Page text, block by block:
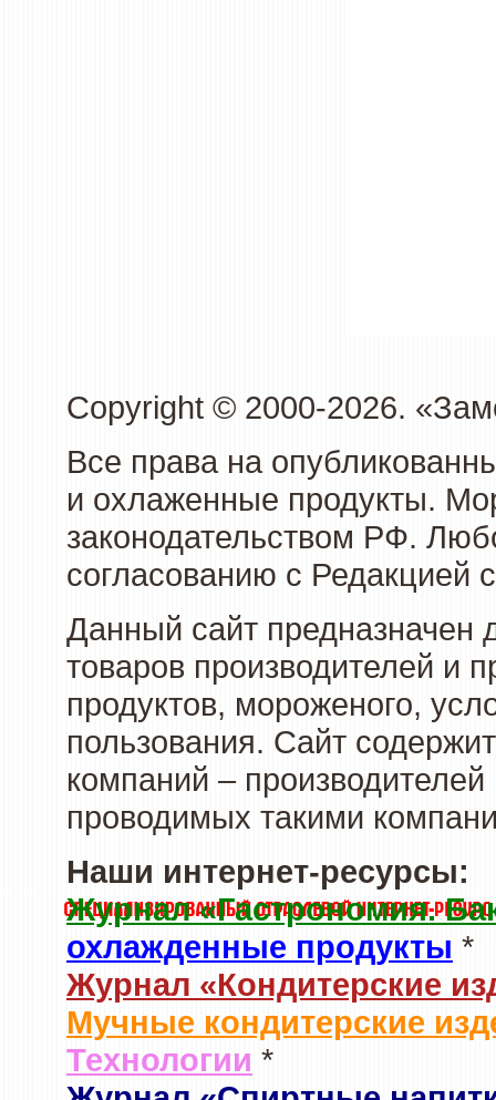
Copyright © 2000-2026.
Все права на
и охлаженные продукты.
законодательством РФ.
согласованию с Редакцией
Данный сайт предназначен
товаров производителей и
продуктов, мороженого,
пользования. Сайт
компаний –
проводимых такими
Наши интернет-ресурсы:
Журнал «Гастрономия.
охлажденные продукты *
Журнал «Кондитерские
Мучные кондитерские
Технологии *